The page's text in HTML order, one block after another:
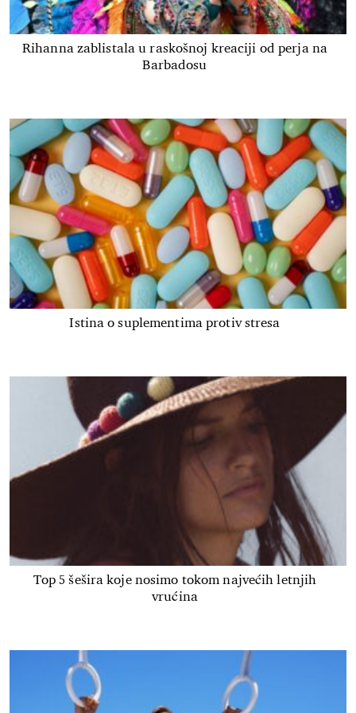
Rihanna zablistala u raskošnoj kreaciji od perja na
Barbadosu
Istina o suplementima protiv stresa
Top 5 šešira koje nosimo tokom najvećih letnjih
vrućina